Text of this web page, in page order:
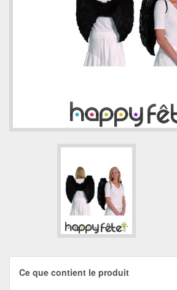
Ce que contient le produit